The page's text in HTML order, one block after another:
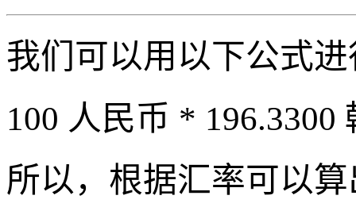
我们可以用以下公式
100 人民币 * 196.3300
所以，根据汇率可以